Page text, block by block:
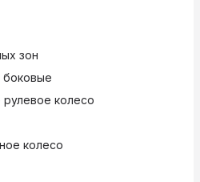
зон
боковые
колесо
колесо